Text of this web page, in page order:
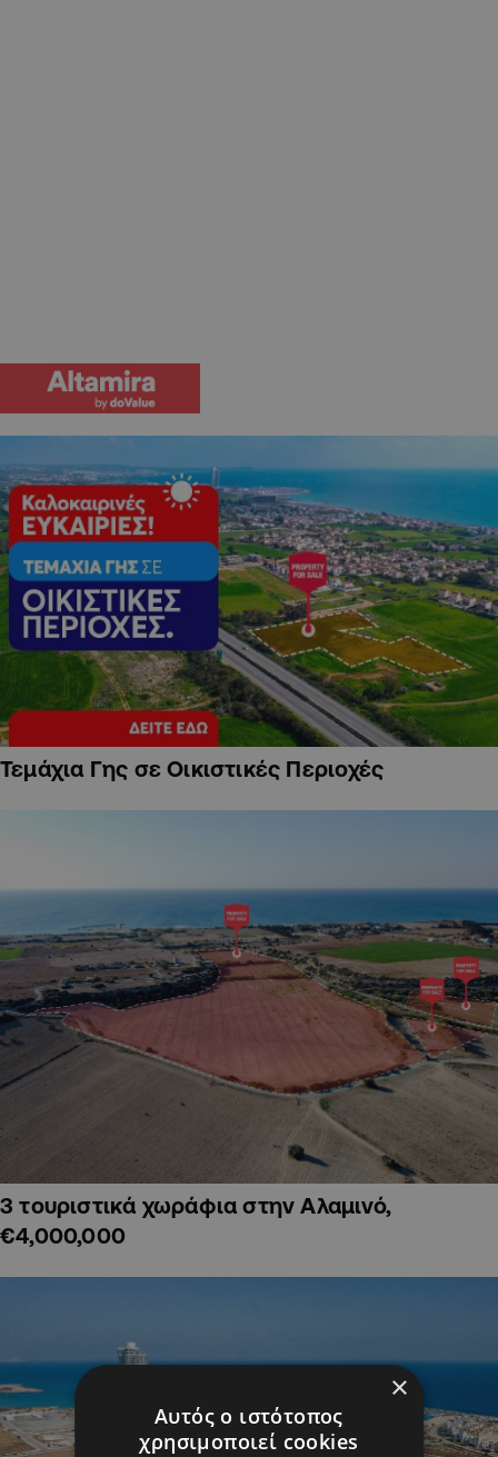
Τεμάχια Γης σε Οικιστικές Περιοχές
3 τουριστικά χωράφια στην Αλαμινό,
€4,000,000
×
Αυτός ο ιστότοπος
χρησιμοποιεί cookies